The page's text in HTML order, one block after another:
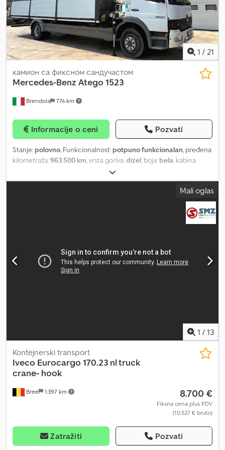
1 / 21
Brendola 774 km
камион са фиксном сандучастом
Mercedes-Benz Atego 1523
Informacije o ceni Pozvati
Stanje: polovno, Funkcionalnost: potpuno funkcionalan, pređena
kilometraža:963.500 km, vrsta goriva:dizel, boja: bela, kabina
, emisioni razred:
proizvodnje:2002, Oprema:dizalica, klima uređaj, MERCEDES
BENZ ATEGO 1523 Godina 2002 DIZEL / Euro 3 Kilometraža:
Dozvoljena ukupna masa: 14,95 t Chjdpfxow S E Iie Aqlsa Nosivost:
BONFIGLIOLI P7200/L 2SI - Ručno produženje
Mali oglas
1 / 13
Bree 1.397 km
Kontejnerski transport
Iveco Eurocargo 170.23 nl truck
crane- hook
8.700 €
Fiksna cena plus PDV
(10.527 € bruto)
Zatražiti Pozvati